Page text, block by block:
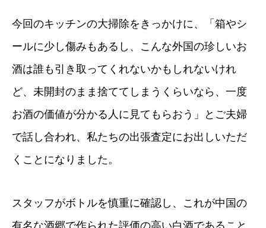
今回のキッチンの大掃除をきっかけに、「箱やシ
ールに少し傷みもあるし、こんな外国の珍しいお
酒は誰も引き取ってくれないかもしれないけれ
ど、未開封のまま捨ててしまうくらいなら、一度
お酒の価値が分かる人に見てもらおう」とご夫婦
で話し合われ、私たちの出張査定にお出しいただ
くことになりました。
スタッフがボトルを慎重に確認し、これが中国の